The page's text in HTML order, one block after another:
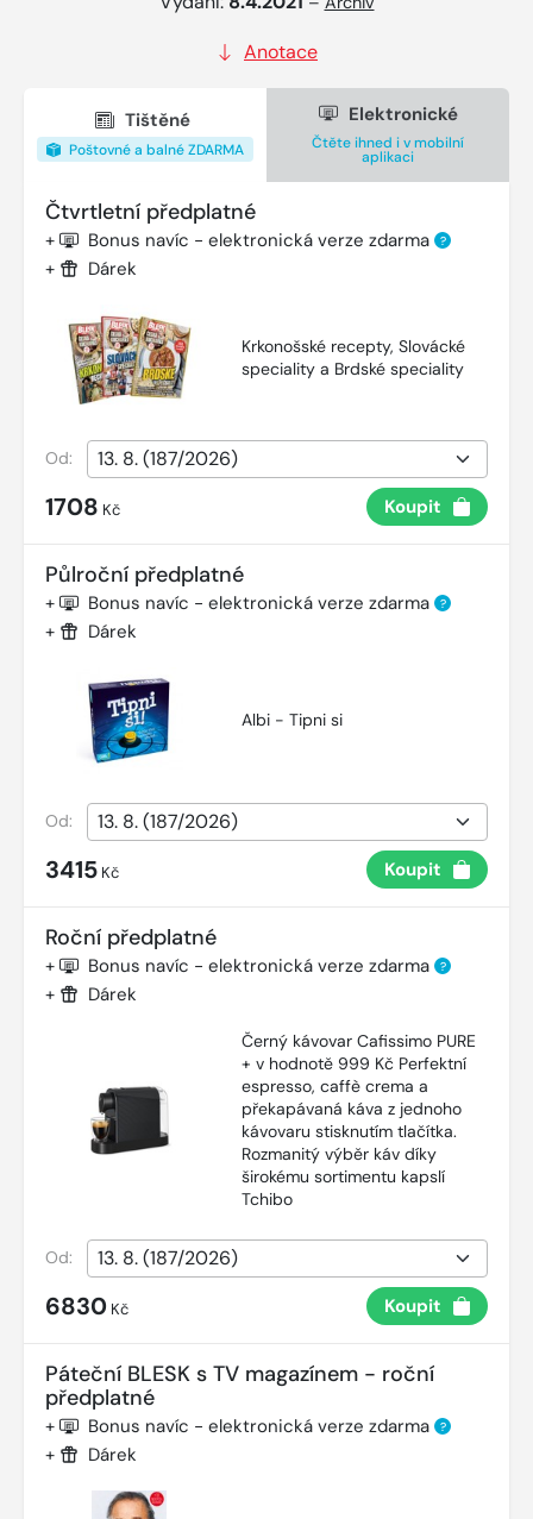
Anotace
Tištěné
Poštovné a balné ZDARMA
Elektronické
Čtěte ihned i v mobilní
aplikaci
Čtvrtletní předplatné
+ Bonus navíc - elektronická verze zdarma ?
+ Dárek
Krkonošské recepty, Slovácké
speciality a Brdské speciality
Od:
1708 Kč Koupit
Půlroční předplatné
+ Bonus navíc - elektronická verze zdarma ?
+ Dárek
Albi - Tipni si
Od:
3415 Kč Koupit
Roční předplatné
+ Bonus navíc - elektronická verze zdarma ?
+ Dárek
Černý kávovar Cafissimo PURE
+ v hodnotě 999 Kč Perfektní
espresso, caffè crema a
překapávaná káva z jednoho
kávovaru stisknutím tlačítka.
Rozmanitý výběr káv díky
širokému sortimentu kapslí
Tchibo
Od:
6830 Kč Koupit
Páteční BLESK s TV magazínem - roční
předplatné
+ Bonus navíc - elektronická verze zdarma ?
+ Dárek